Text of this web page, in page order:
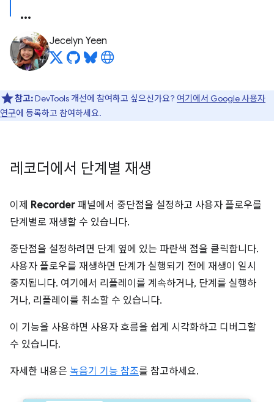
Jecelyn Yeen
참고:DevTools 개선에 참여하고 싶으신가요? 여기에서 Google 사용자
연구에 등록하고 참여하세요.
레코더에서 단계별 재생
이제 Recorder 패널에서 중단점을 설정하고 사용자 플로우를
단계별로 재생할 수 있습니다.
중단점을 설정하려면 단계 옆에 있는 파란색 점을 클릭합니다.
사용자 플로우를 재생하면 단계가 실행되기 전에 재생이 일시
중지됩니다. 여기에서 리플레이를 계속하거나, 단계를 실행하
거나, 리플레이를 취소할 수 있습니다.
이 기능을 사용하면 사용자 흐름을 쉽게 시각화하고 디버그할
수 있습니다.
자세한 내용은 녹음기 기능 참조를 참고하세요.